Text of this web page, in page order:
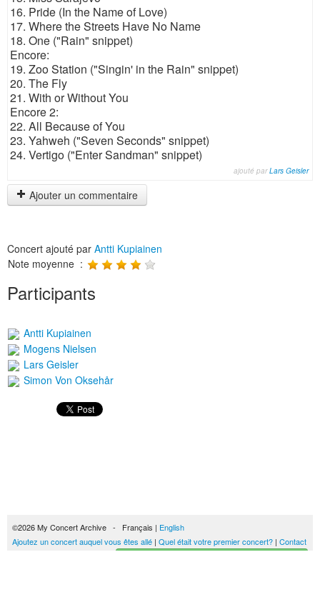
16. Pride (In the Name of Love)
17. Where the Streets Have No Name
18. One ("Rain" snippet)
Encore:
19. Zoo Station ("Singin' in the Rain" snippet)
20. The Fly
21. With or Without You
Encore 2:
22. All Because of You
23. Yahweh ("Seven Seconds" snippet)
24. Vertigo ("Enter Sandman" snippet)
ajouté parLars Geisler
Ajouter un commentaire
Concert ajouté par Antti Kupiainen
Note moyenne :
Participants
Antti Kupiainen
Mogens Nielsen
Lars Geisler
Simon Von Oksehår
©2026 My Concert Archive - Français | English
Ajoutez un concert auquel vous êtes allé | Quel était votre premier concert? | Contact